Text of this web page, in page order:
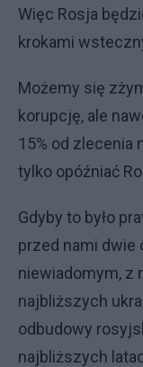
Więc Rosja
krokami
Możemy się
korupcję, ale
15% od zlecenia
tylko opóźniać
Gdyby to było
przed nami dwie
niewiadomym, z
najbliższych
odbudowy
najbliższych